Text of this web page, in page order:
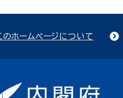
のホームページについて